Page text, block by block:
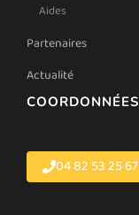
Aides
Partenaires
Actualité
COORDONNÉES
04 82 53 25 67